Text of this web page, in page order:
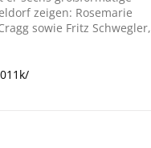
zeigen: Rosemarie
sowie Fritz Schwegler,